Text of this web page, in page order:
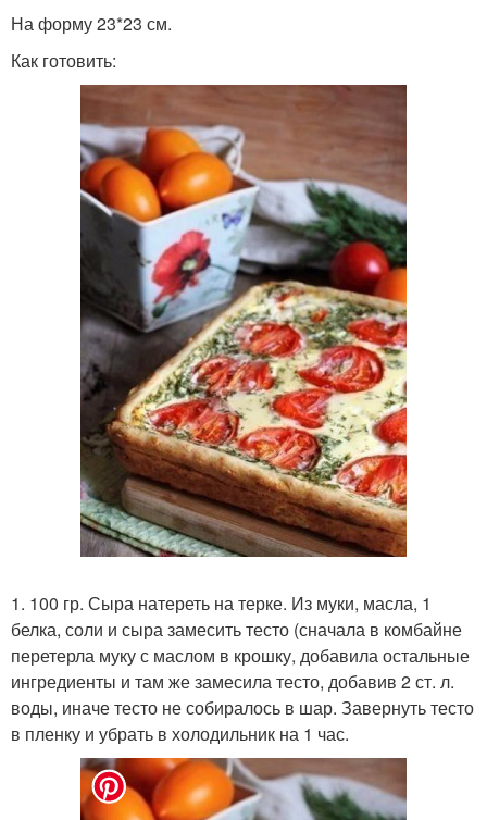
На форму 23*23 см.
Как готовить:
1. 100 гр. Сыра натереть на терке. Из муки, масла, 1
белка, соли и сыра замесить тесто (сначала в комбайне
перетерла муку с маслом в крошку, добавила остальные
ингредиенты и там же замесила тесто, добавив 2 ст. л.
воды, иначе тесто не собиралось в шар. Завернуть тесто
в пленку и убрать в холодильник на 1 час.